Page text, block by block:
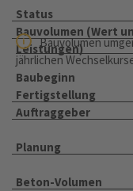
Status
Bauvolumen (Wert
Leistungen)
Bauvolumen
jährlichen
Baubeginn
Fertigstellung
Auftraggeber
Planung
Beton-Volumen